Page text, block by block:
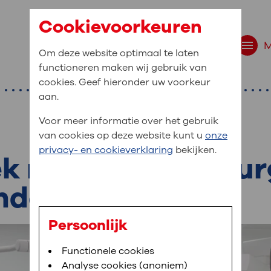
navigatie
bent u naar op
,MijnOLVG,Digitalisering
medische gegevens
In MijnOLVG kunt u uw medische
het u uitkomt. OLVG breidt MijnOLVG
naar
Cookievoorkeuren
Om deze website optimaal te laten
functioneren maken wij gebruik van
cookies. Geef hieronder uw voorkeur
aan.
Voor meer informatie over het gebruik
van cookies op deze website kunt u onze
privacy- en cookieverklaring bekijken.
Persoonlijk
Functionele cookies
Analyse cookies (anoniem)